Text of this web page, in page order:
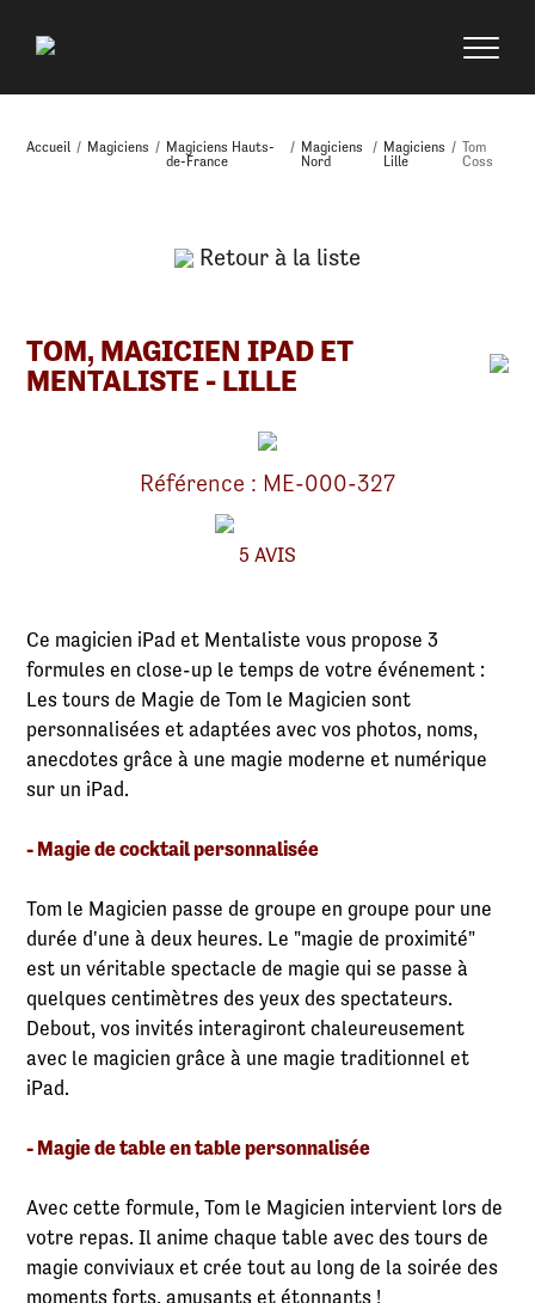
Accueil / Magiciens / Magiciens Hauts-
de-France
/ Magiciens
Nord
/ Magiciens
Lille
/ Tom
Coss
Retour à la liste
TOM, MAGICIEN IPAD ET
MENTALISTE - LILLE
Référence : ME-000-327
5 AVIS
Ce magicien iPad et Mentaliste vous propose 3
formules en close-up le temps de votre événement :
Les tours de Magie de Tom le Magicien sont
personnalisées et adaptées avec vos photos, noms,
anecdotes grâce à une magie moderne et numérique
sur un iPad.
- Magie de cocktail personnalisée
Tom le Magicien passe de groupe en groupe pour une
durée d'une à deux heures. Le "magie de proximité"
est un véritable spectacle de magie qui se passe à
quelques centimètres des yeux des spectateurs.
Debout, vos invités interagiront chaleureusement
avec le magicien grâce à une magie traditionnel et
iPad.
- Magie de table en table personnalisée
Avec cette formule, Tom le Magicien intervient lors de
votre repas. Il anime chaque table avec des tours de
magie conviviaux et crée tout au long de la soirée des
moments forts, amusants et étonnants !